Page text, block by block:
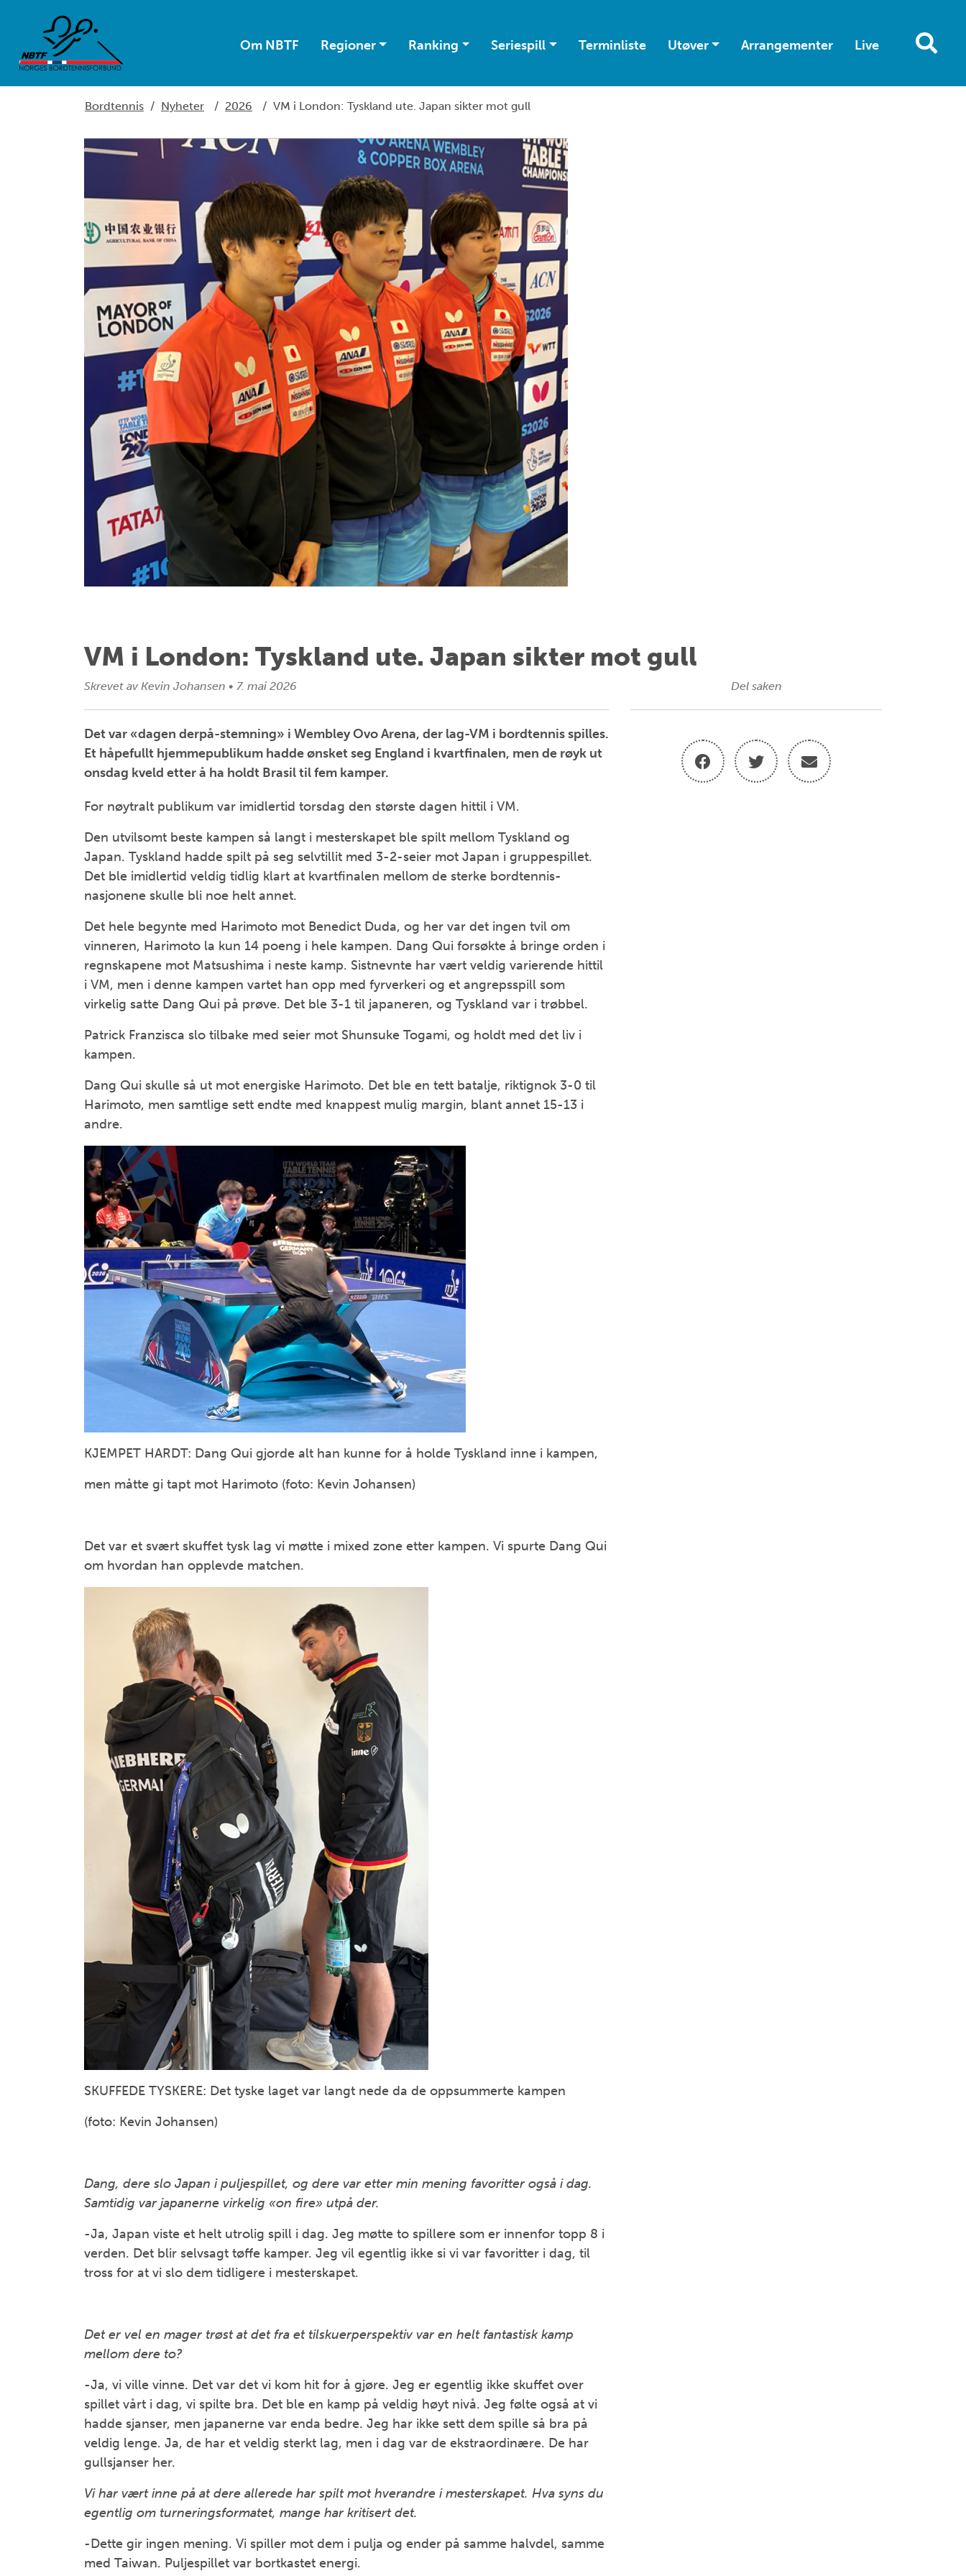
Om NBTF Regioner Ranking Seriespill Terminliste Utøver Arrangementer Live
Bordtennis / Nyheter / 2026 / VM i London: Tyskland ute. Japan sikter mot gull
VM i London: Tyskland ute. Japan sikter mot gull
Skrevet av Kevin Johansen • 7. mai 2026
Det var «dagen derpå-stemning» i Wembley Ovo Arena, der lag-VM i bordtennis spilles.
Et håpefullt hjemmepublikum hadde ønsket seg England i kvartfinalen, men de røyk ut
onsdag kveld etter å ha holdt Brasil til fem kamper.
For nøytralt publikum var imidlertid torsdag den største dagen hittil i VM.
Den utvilsomt beste kampen så langt i mesterskapet ble spilt mellom Tyskland og
Japan. Tyskland hadde spilt på seg selvtillit med 3-2-seier mot Japan i gruppespillet.
Det ble imidlertid veldig tidlig klart at kvartfinalen mellom de sterke bordtennis-
nasjonene skulle bli noe helt annet.
Det hele begynte med Harimoto mot Benedict Duda, og her var det ingen tvil om
vinneren, Harimoto la kun 14 poeng i hele kampen. Dang Qui forsøkte å bringe orden i
regnskapene mot Matsushima i neste kamp. Sistnevnte har vært veldig varierende hittil
i VM, men i denne kampen vartet han opp med fyrverkeri og et angrepsspill som
virkelig satte Dang Qui på prøve. Det ble 3-1 til japaneren, og Tyskland var i trøbbel.
Patrick Franzisca slo tilbake med seier mot Shunsuke Togami, og holdt med det liv i
kampen.
Dang Qui skulle så ut mot energiske Harimoto. Det ble en tett batalje, riktignok 3-0 til
Harimoto, men samtlige sett endte med knappest mulig margin, blant annet 15-13 i
andre.
KJEMPET HARDT: Dang Qui gjorde alt han kunne for å holde Tyskland inne i kampen,
men måtte gi tapt mot Harimoto (foto: Kevin Johansen)
Det var et svært skuffet tysk lag vi møtte i mixed zone etter kampen. Vi spurte Dang Qui
om hvordan han opplevde matchen.
SKUFFEDE TYSKERE: Det tyske laget var langt nede da de oppsummerte kampen
(foto: Kevin Johansen)
Dang, dere slo Japan i puljespillet, og dere var etter min mening favoritter også i dag.
Samtidig var japanerne virkelig «on fire» utpå der.
-Ja, Japan viste et helt utrolig spill i dag. Jeg møtte to spillere som er innenfor topp 8 i
verden. Det blir selvsagt tøffe kamper. Jeg vil egentlig ikke si vi var favoritter i dag, til
tross for at vi slo dem tidligere i mesterskapet.
Det er vel en mager trøst at det fra et tilskuerperspektiv var en helt fantastisk kamp
mellom dere to?
-Ja, vi ville vinne. Det var det vi kom hit for å gjøre. Jeg er egentlig ikke skuffet over
spillet vårt i dag, vi spilte bra. Det ble en kamp på veldig høyt nivå. Jeg følte også at vi
hadde sjanser, men japanerne var enda bedre. Jeg har ikke sett dem spille så bra på
veldig lenge. Ja, de har et veldig sterkt lag, men i dag var de ekstraordinære. De har
gullsjanser her.
Vi har vært inne på at dere allerede har spilt mot hverandre i mesterskapet. Hva syns du
egentlig om turneringsformatet, mange har kritisert det.
-Dette gir ingen mening. Vi spiller mot dem i pulja og ender på samme halvdel, samme
med Taiwan. Puljespillet var bortkastet energi.
Del saken